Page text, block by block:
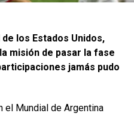
los Estados Unidos,
misión de pasar la fase
jamás pudo
el Mundial de Argentina